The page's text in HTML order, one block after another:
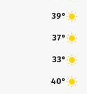
39°
37°
33°
40°